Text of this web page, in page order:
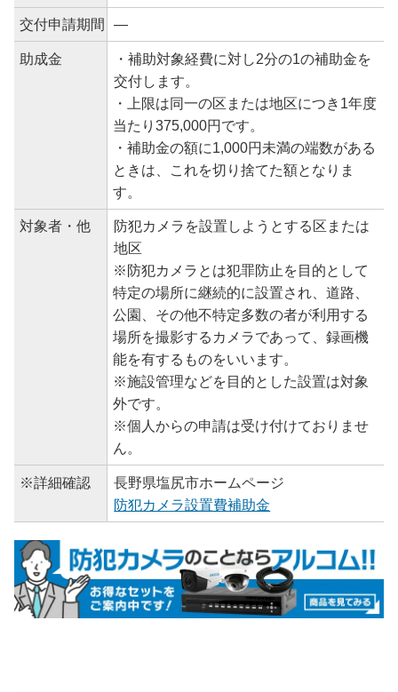
交付申請期間 ―
助成金
・補助対象経費に対し2分の1の補助金を
交付します。
・上限は同一の区または地区につき1年度
当たり375,000円です。
・補助金の額に1,000円未満の端数がある
ときは、これを切り捨てた額となりま
す。
対象者・他
防犯カメラを設置しようとする区または
地区
※防犯カメラとは犯罪防止を目的として
特定の場所に継続的に設置され、道路、
公園、その他不特定多数の者が利用する
場所を撮影するカメラであって、録画機
能を有するものをいいます。
※施設管理などを目的とした設置は対象
外です。
※個人からの申請は受け付けておりませ
ん。
※詳細確認
長野県塩尻市ホームページ
防犯カメラ設置費補助金